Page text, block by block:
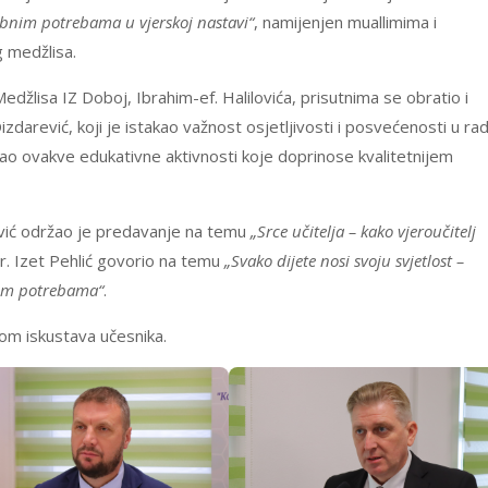
potrebama u vjerskoj nastavi“, namijenjen muallimima i
IZ Doboj, Ibrahim-ef. Halilovića, prisutnima se obratio i
koji je istakao važnost osjetljivosti i posvećenosti u
ovakve edukativne aktivnosti koje doprinose kvalitetnijem
održao je predavanje na temu „Srce učitelja – kako vjeroučitelj
Izet Pehlić govorio na temu „Svako dijete nosi svoju svjetlost –
potrebama“.
iskustava učesnika.